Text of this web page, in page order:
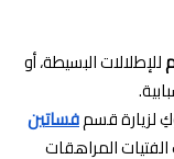
للإطلالات البسيطة، أو
لزيارة قسمفساتين
الفتيات المراهقات